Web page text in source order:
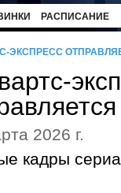
РАСПИСАНИЕ
ЭКСПРЕСС
2026 г.
кадры